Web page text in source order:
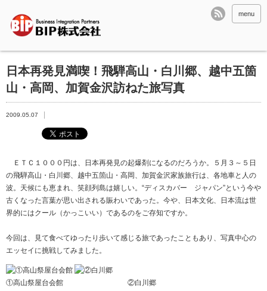
menu
日本再発見満喫！飛騨高山・白川郷、越中五箇
山・高岡、加賀金沢訪ねた旅写真
2009.05.07
ＥＴＣ１０００円は、日本再発見の起爆剤になるのだろうか。５月３～５日
の飛騨高山・白川郷、越中五箇山・高岡、加賀金沢家族旅行は、各地車と人の
波。天候にも恵まれ、笑顔列島は嬉しい。“ディスカバー ジャパン”という今や
古くなった言葉が思い出される賑わいであった。今や、日本文化、日本流は世
界的にはクール（かっこいい）であるのをご存知ですか。
今回は、見て食べてゆったり歩いて感じる旅であったこともあり、写真中心の
エッセイに挑戦してみました。
①高山祭屋台会館 ②白川郷